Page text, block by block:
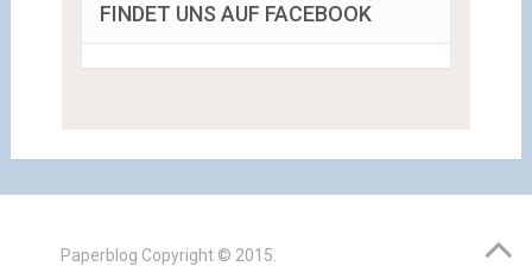
FINDET UNS AUF FACEBOOK
Paperblog Copyright © 2015.